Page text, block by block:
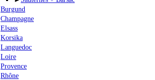
Burgund
Champagne
Elsass
Korsika
Languedoc
Loire
Provence
Rhône